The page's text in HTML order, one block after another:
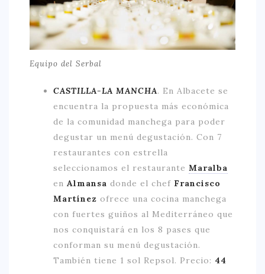
Equipo del Serbal
CASTILLA-LA MANCHA. En Albacete se
encuentra la propuesta más económica
de la comunidad manchega para poder
degustar un menú degustación. Con 7
restaurantes con estrella
seleccionamos el restaurante Maralba
en Almansa donde el chef Francisco
Martínez ofrece una cocina manchega
con fuertes guiños al Mediterráneo que
nos conquistará en los 8 pases que
conforman su menú degustación.
También tiene 1 sol Repsol. Precio: 44